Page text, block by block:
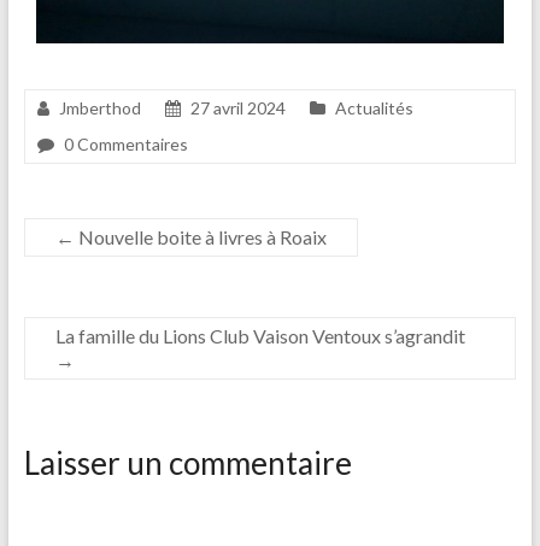
Jmberthod 27 avril 2024
Actualités
0 Commentaires
← Nouvelle boite à livres à Roaix
La famille du Lions Club Vaison Ventoux s’agrandit
→
Laisser un commentaire